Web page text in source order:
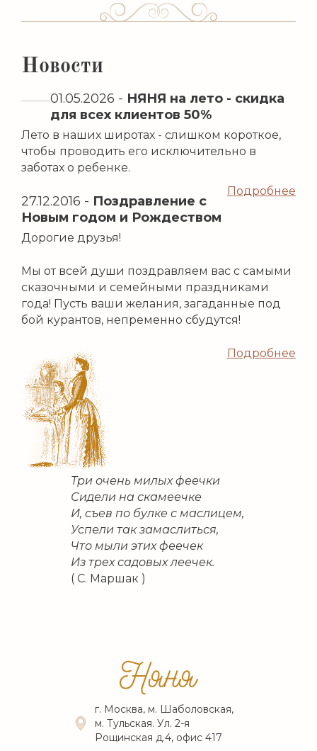
Новости
01.05.2026 - НЯНЯ на лето - скидка
для всех клиентов 50%
Лето в наших широтах - слишком короткое,
чтобы проводить его исключительно в
заботах о ребенке.
Подробнее
27.12.2016 - Поздравление с
Новым годом и Рождеством
Дорогие друзья!
Мы от всей души поздравляем вас с самыми
сказочными и семейными праздниками
года! Пусть ваши желания, загаданные под
бой курантов, непременно сбудутся!
Подробнее
Три очень милых феечки
Сидели на скамеечке
И, съев по булке с маслицем,
Успели так замаслиться,
Что мыли этих феечек
Из трех садовых леечек.
( С. Маршак )
г. Москва, м. Шаболовская,
м. Тульская. Ул. 2-я
Рощинская д.4, офис 417